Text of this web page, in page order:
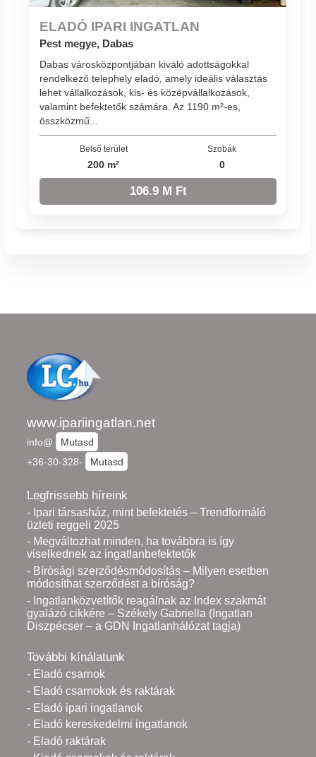
ELADÓ IPARI INGATLAN
Pest megye, Dabas
Dabas városközpontjában kiváló adottságokkal
rendelkező telephely eladó, amely ideális választás
lehet vállalkozások, kis- és középvállalkozások,
valamint befektetők számára. Az 1190 m²-es,
összközmű...
Belső terület
200 m²
Szobák
0
106.9 M Ft
www.ipariingatlan.net
info@
Mutasd
+36-30-328-
Mutasd
Legfrissebb híreink
- Ipari társasház, mint befektetés – Trendformáló
üzleti reggeli 2025
- Megváltozhat minden, ha továbbra is így
viselkednek az ingatlanbefektetők
- Bírósági szerződésmódosítás – Milyen esetben
módosíthat szerződést a bíróság?
- Ingatlanközvetítők reagálnak az Index szakmát
gyalázó cikkére – Székely Gabriella (Ingatlan
Diszpécser – a GDN Ingatlanhálózat tagja)
További kínálatunk
- Eladó csarnok
- Eladó csarnokok és raktárak
- Eladó ipari ingatlanok
- Eladó kereskedelmi ingatlanok
- Eladó raktárak